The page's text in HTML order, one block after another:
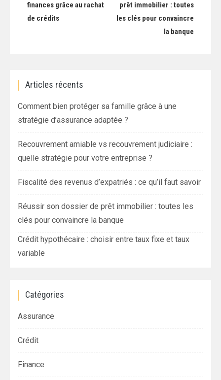
l’article
finances grâce au rachat
de crédits
prêt immobilier : toutes
les clés pour convaincre
la banque
Articles récents
Comment bien protéger sa famille grâce à une
stratégie d’assurance adaptée ?
Recouvrement amiable vs recouvrement judiciaire :
quelle stratégie pour votre entreprise ?
Fiscalité des revenus d’expatriés : ce qu’il faut savoir
Réussir son dossier de prêt immobilier : toutes les
clés pour convaincre la banque
Crédit hypothécaire : choisir entre taux fixe et taux
variable
Catégories
Assurance
Crédit
Finance